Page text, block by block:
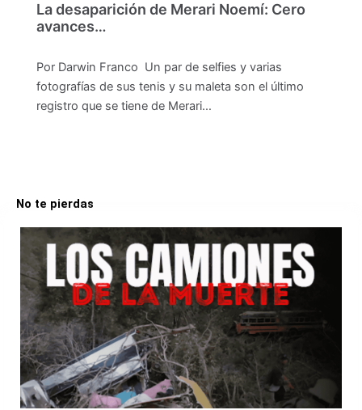
La desaparición de Merari Noemí: Cero
avances…
Por Darwin Franco Un par de selfies y varias
fotografías de sus tenis y su maleta son el último
registro que se tiene de Merari…
No te pierdas